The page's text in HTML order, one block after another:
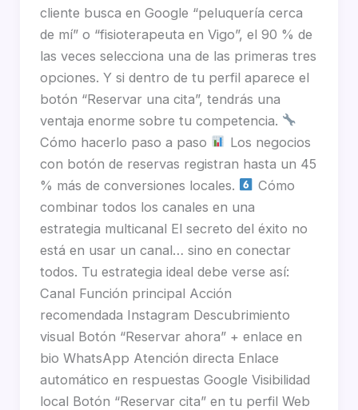
cliente busca en Google “peluquería cerca
de mí” o “fisioterapeuta en Vigo”, el 90 % de
las veces selecciona una de las primeras tres
opciones. Y si dentro de tu perfil aparece el
botón “Reservar una cita”, tendrás una
ventaja enorme sobre tu competencia.
Cómo hacerlo paso a paso
Los negocios
con botón de reservas registran hasta un 45
% más de conversiones locales.
Cómo
combinar todos los canales en una
estrategia multicanal El secreto del éxito no
está en usar un canal… sino en conectar
todos. Tu estrategia ideal debe verse así:
Canal Función principal Acción
recomendada Instagram Descubrimiento
visual Botón “Reservar ahora” + enlace en
bio WhatsApp Atención directa Enlace
automático en respuestas Google Visibilidad
local Botón “Reservar cita” en tu perfil Web